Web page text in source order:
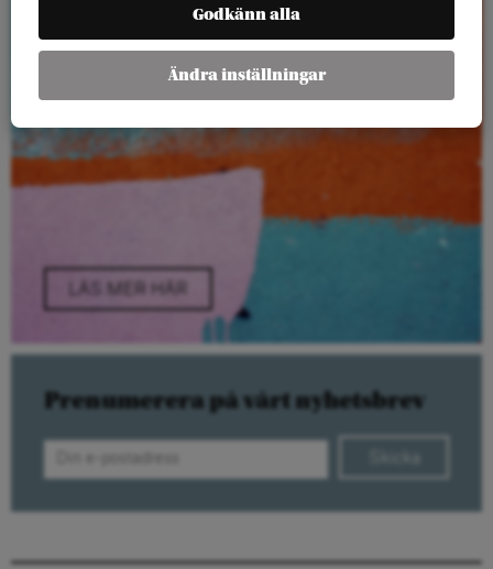
LÄS MER HÄR
Prenumerera på vårt nyhetsbrev
Godkänn alla
Ändra inställningar